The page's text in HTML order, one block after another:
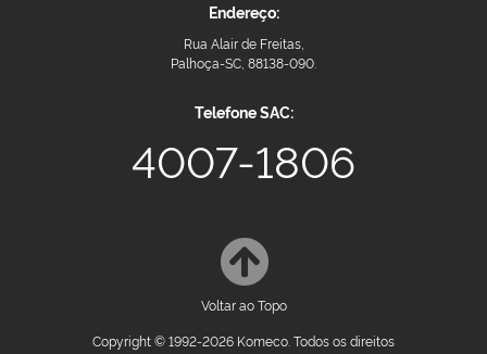
Endereço:
Rua Alair de Freitas,
Palhoça-SC, 88138-090.
Telefone SAC:
4007-1806
Voltar ao Topo
Copyright © 1992-2026 Komeco. Todos os direitos